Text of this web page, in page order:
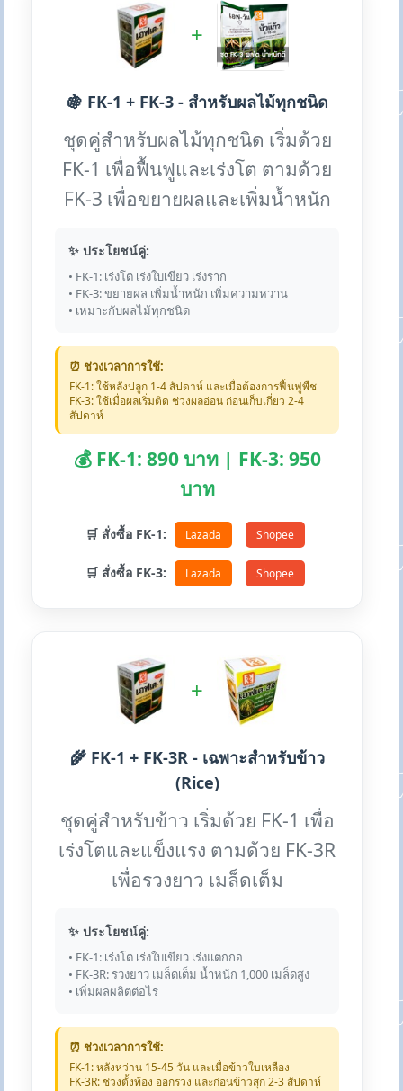
+
🍇 FK-1 + FK-3 - สำหรับผลไม้ทุกชนิด
ชุดคู่สำหรับผลไม้ทุกชนิด เริ่มด้วย
FK-1 เพื่อฟื้นฟูและเร่งโต ตามด้วย
FK-3 เพื่อขยายผลและเพิ่มน้ำหนัก
✨ ประโยชน์คู่:
• FK-1: เร่งโต เร่งใบเขียว เร่งราก
• FK-3: ขยายผล เพิ่มน้ำหนัก เพิ่มความหวาน
• เหมาะกับผลไม้ทุกชนิด
⏰ ช่วงเวลาการใช้:
FK-1: ใช้หลังปลูก 1-4 สัปดาห์ และเมื่อต้องการฟื้นฟูพืช
FK-3: ใช้เมื่อผลเริ่มติด ช่วงผลอ่อน ก่อนเก็บเกี่ยว 2-4
สัปดาห์
💰 FK-1: 890 บาท | FK-3: 950
บาท
🛒 สั่งซื้อ FK-1: Lazada Shopee
🛒 สั่งซื้อ FK-3: Lazada Shopee
+
🌾 FK-1 + FK-3R - เฉพาะสำหรับข้าว
(Rice)
ชุดคู่สำหรับข้าว เริ่มด้วย FK-1 เพื่อ
เร่งโตและแข็งแรง ตามด้วย FK-3R
เพื่อรวงยาว เมล็ดเต็ม
✨ ประโยชน์คู่:
• FK-1: เร่งโต เร่งใบเขียว เร่งแตกกอ
• FK-3R: รวงยาว เมล็ดเต็ม น้ำหนัก 1,000 เมล็ดสูง
• เพิ่มผลผลิตต่อไร่
⏰ ช่วงเวลาการใช้:
FK-1: หลังหว่าน 15-45 วัน และเมื่อข้าวใบเหลือง
FK-3R: ช่วงตั้งท้อง ออกรวง และก่อนข้าวสุก 2-3 สัปดาห์